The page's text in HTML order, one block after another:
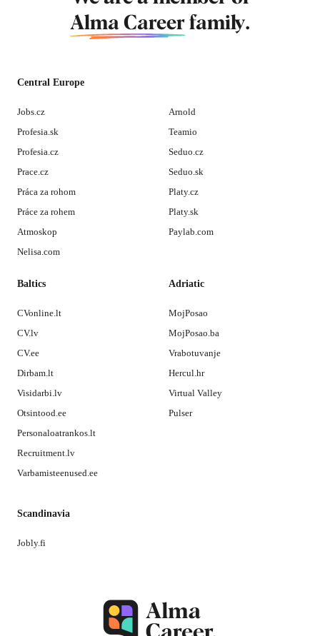
Alma Career family.
Central Europe
Jobs.cz
Profesia.sk
Profesia.cz
Prace.cz
Práca za rohom
Práce za rohem
Atmoskop
Nelisa.com
Arnold
Teamio
Seduo.cz
Seduo.sk
Platy.cz
Platy.sk
Paylab.com
Baltics
CVonline.lt
CV.lv
CV.ee
Dirbam.lt
Visidarbi.lv
Otsintood.ee
Personaloatrankos.lt
Recruitment.lv
Varbamisteenused.ee
Adriatic
MojPosao
MojPosao.ba
Vrabotuvanje
Hercul.hr
Virtual Valley
Pulser
Scandinavia
Jobly.fi